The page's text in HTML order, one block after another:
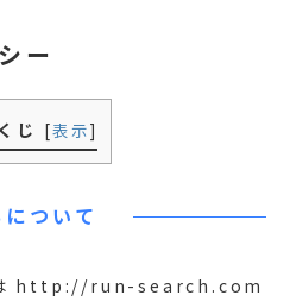
ー
じ [表示]
ついて
は http://run-search.com